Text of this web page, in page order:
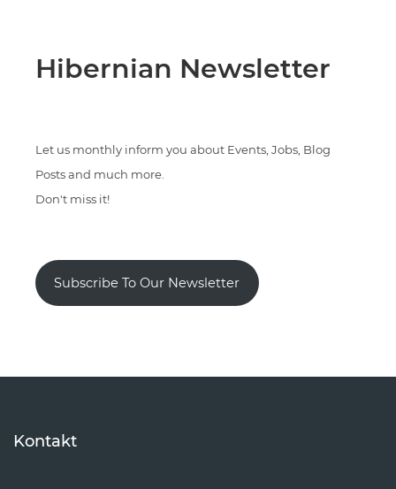
Hibernian Newsletter
Let us monthly inform you about Events, Jobs, Blog
Posts and much more.
Don't miss it!
Subscribe To Our Newsletter
Kontakt